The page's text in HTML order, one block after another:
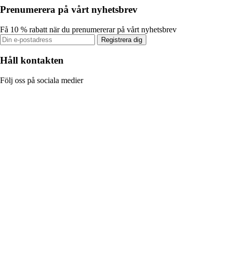
Prenumerera på vårt nyhetsbrev
Få 10 % rabatt när du prenumererar på vårt nyhetsbrev
Registrera dig
Håll kontakten
Följ oss på sociala medier